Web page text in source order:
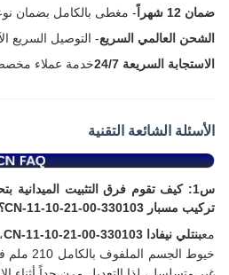
ضمان 12 شهراً
- مغطى بالكامل بضمان
الشحن العالمي السريع- التوصيل السريع
الاستجابة السريعة 24/7
خدمة عملاء
الأسئلة الشائعة التقنية
س1: كيف تقوم فرق التثبيت
تركيب مسبار 330103-00-21-10-11-CN؟
معبنتلي نيفادا 330103-00-21-10-11-CN
خيوط الجسم الملفوف بالكامل 210 ملم في